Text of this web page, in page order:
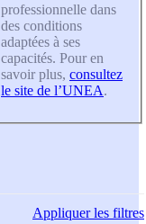
professionnelle dans
des conditions
adaptées à ses
capacités. Pour en
savoir plus, consultez
le site de l’UNEA.
Appliquerles filtres